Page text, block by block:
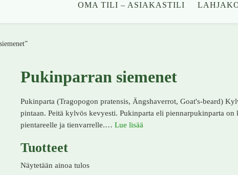
OMA TILI – ASIAKASTILI
Pukinparran siemenet
Pukinparta (Tragopogon pratensis, Ängshaverrot, Goat's-beard)
pintaan. Peitä kylvös kevyesti. Pukinparta eli piennarpukinparta
pientareelle ja tienvarrelle.… Lue lisää
Tuotteet
Näytetään ainoa tulos